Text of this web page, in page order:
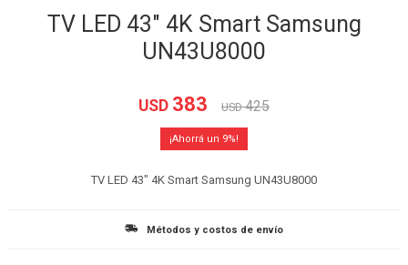
TV LED 43" 4K Smart Samsung
UN43U8000
USD 383 USD 425
9
TV LED 43" 4K Smart Samsung UN43U8000
Métodos y costos de envío